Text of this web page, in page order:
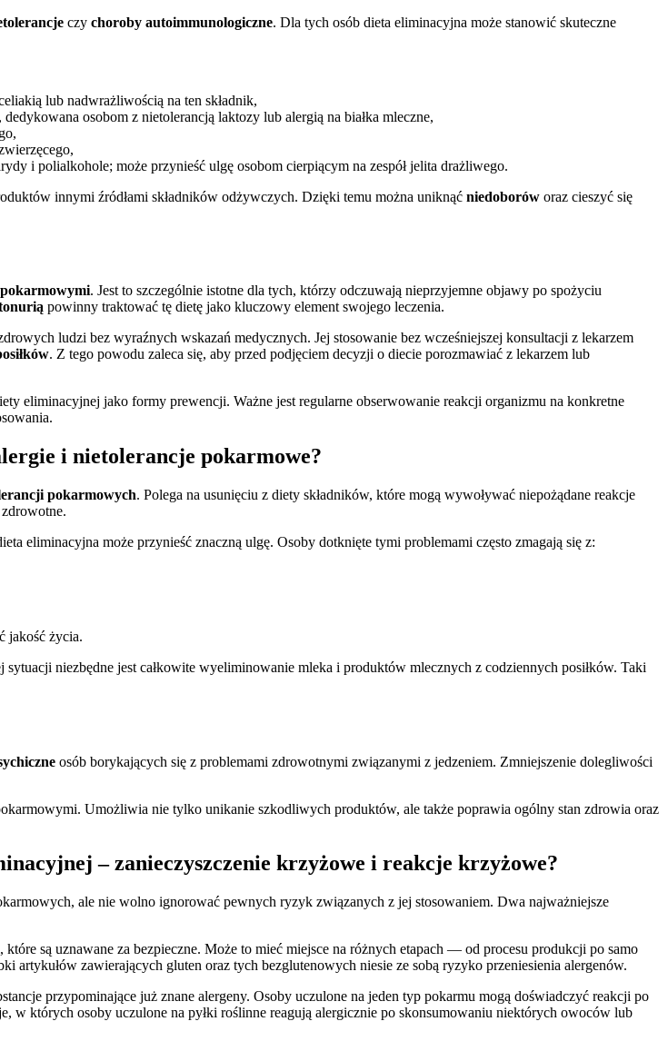
czy choroby autoimmunologiczne. Dla tych osób dieta eliminacyjna może stanowić skuteczne
lub nadwrażliwością na ten składnik,
osobom z nietolerancją laktozy lub alergią na białka mleczne,
i polialkohole; może przynieść ulgę osobom cierpiącym na zespół jelita drażliwego.
innymi źródłami składników odżywczych. Dzięki temu można uniknąć niedoborów oraz cieszyć się
. Jest to szczególnie istotne dla tych, którzy odczuwają nieprzyjemne objawy po spożyciu
powinny traktować tę dietę jako kluczowy element swojego leczenia.
ludzi bez wyraźnych wskazań medycznych. Jej stosowanie bez wcześniejszej konsultacji z lekarzem
. Z tego powodu zaleca się, aby przed podjęciem decyzji o diecie porozmawiać z lekarzem lub
eliminacyjnej jako formy prewencji. Ważne jest regularne obserwowanie reakcji organizmu na konkretne
i nietolerancje pokarmowe?
pokarmowych. Polega na usunięciu z diety składników, które mogą wywoływać niepożądane reakcje
eliminacyjna może przynieść znaczną ulgę. Osoby dotknięte tymi problemami często zmagają się z:
jakość życia.
niezbędne jest całkowite wyeliminowanie mleka i produktów mlecznych z codziennych posiłków. Taki
osób borykających się z problemami zdrowotnymi związanymi z jedzeniem. Zmniejszenie dolegliwości
Umożliwia nie tylko unikanie szkodliwych produktów, ale także poprawia ogólny stan zdrowia oraz
– zanieczyszczenie krzyżowe i reakcje krzyżowe?
ale nie wolno ignorować pewnych ryzyk związanych z jej stosowaniem. Dwa najważniejsze
są uznawane za bezpieczne. Może to mieć miejsce na różnych etapach — od procesu produkcji po samo
artykułów zawierających gluten oraz tych bezglutenowych niesie ze sobą ryzyko przeniesienia alergenów.
przypominające już znane alergeny. Osoby uczulone na jeden typ pokarmu mogą doświadczyć reakcji po
w których osoby uczulone na pyłki roślinne reagują alergicznie po skonsumowaniu niektórych owoców lub